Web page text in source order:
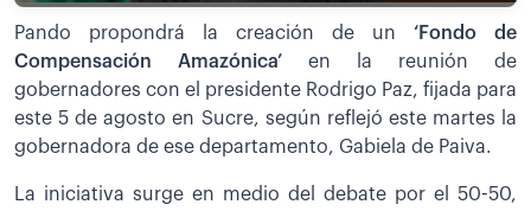
Pando propondrá la creación de un ‘Fondo de
Compensación Amazónica’ en la reunión de
gobernadores con el presidente Rodrigo Paz, fijada para
este 5 de agosto en Sucre, según reflejó este martes la
gobernadora de ese departamento, Gabiela de Paiva.
La iniciativa surge en medio del debate por el 50-50,